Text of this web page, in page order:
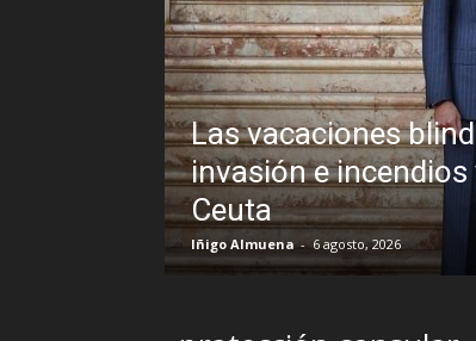
de Pedro Sánchez frente a un
inexplicable veto al Rey en